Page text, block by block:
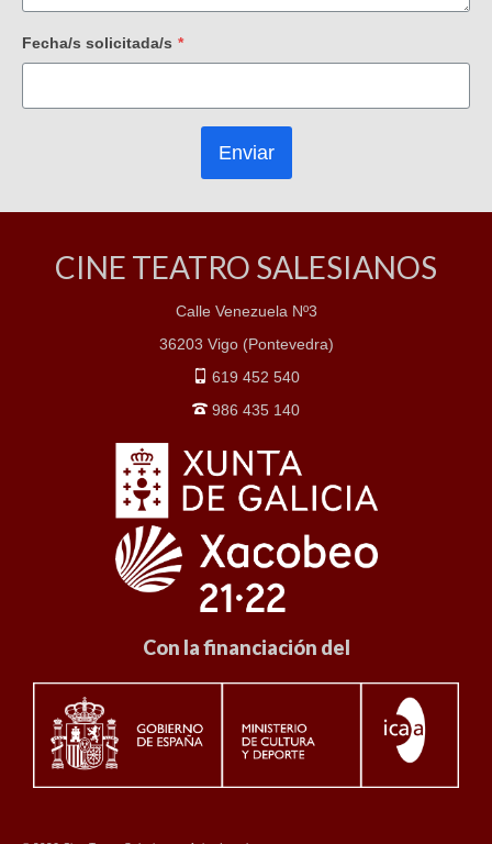
Fecha/s solicitada/s *
Enviar
CINE TEATRO SALESIANOS
Calle Venezuela Nº3
36203 Vigo (Pontevedra)
619 452 540
986 435 140
Con la financiación del